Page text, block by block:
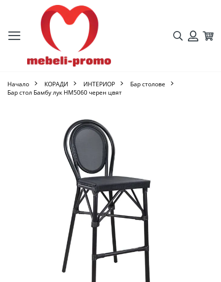
Търсене
Начало КОРАДИ ИНТЕРИОР
Бар столове
Бар стол Бамбу лук HM5060 черен цвят